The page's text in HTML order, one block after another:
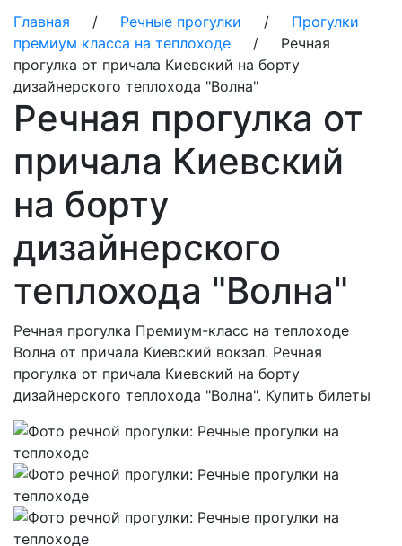
Главная / Речные прогулки / Прогулки
премиум класса на теплоходе
/ Речная
прогулка от причала Киевский на борту
дизайнерского теплохода "Волна"
Речная прогулка от
причала Киевский
на борту
дизайнерского
теплохода "Волна"
Речная прогулка Премиум-класс на теплоходе
Волна от причала Киевский вокзал. Речная
прогулка от причала Киевский на борту
дизайнерского теплохода "Волна". Купить билеты